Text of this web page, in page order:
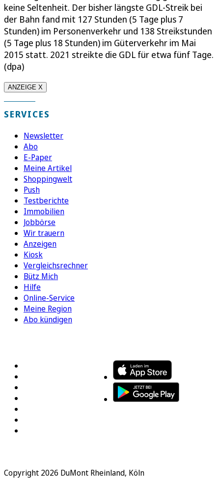
keine Seltenheit. Der bisher längste GDL-Streik bei
der Bahn fand mit 127 Stunden (5 Tage plus 7
Stunden) im Personenverkehr und 138 Streikstunden
(5 Tage plus 18 Stunden) im Güterverkehr im Mai
2015 statt. 2021 streikte die GDL für etwa fünf Tage.
(dpa)
ANZEIGE X
SERVICES
Newsletter
Abo
E-Paper
Meine Artikel
Shoppingwelt
Push
Testberichte
Immobilien
Jobbörse
Wir trauern
Anzeigen
Kiosk
Vergleichsrechner
Bütz Mich
Hilfe
Online-Service
Meine Region
Abo kündigen
Copyright 2026 DuMont Rheinland, Köln